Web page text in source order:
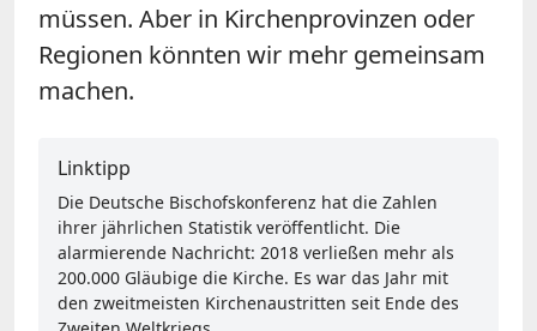
müssen. Aber in Kirchenprovinzen oder
Regionen könnten wir mehr gemeinsam
machen.
Linktipp
Die Deutsche Bischofskonferenz hat die Zahlen
ihrer jährlichen Statistik veröffentlicht. Die
alarmierende Nachricht: 2018 verließen mehr als
200.000 Gläubige die Kirche. Es war das Jahr mit
den zweitmeisten Kirchenaustritten seit Ende des